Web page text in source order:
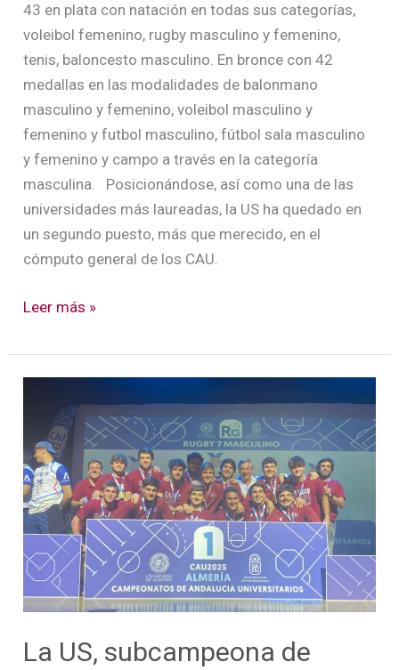
43 en plata con natación en todas sus categorías,
voleibol femenino, rugby masculino y femenino,
tenis, baloncesto masculino. En bronce con 42
medallas en las modalidades de balonmano
masculino y femenino, voleibol masculino y
femenino y futbol masculino, fútbol sala masculino
y femenino y campo a través en la categoría
masculina. Posicionándose, así como una de las
universidades más laureadas, la US ha quedado en
un segundo puesto, más que merecido, en el
cómputo general de los CAU.
Leer más »
La US, subcampeona de
subcampeona
de
Andalucía